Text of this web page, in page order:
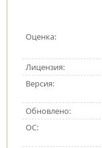
Оценка:
Лицензия:
Версия:
Обновлено:
ОС: